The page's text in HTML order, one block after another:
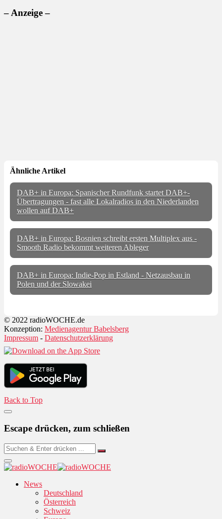
– Anzeige –
Ähnliche Artikel
DAB+ in Europa: Spanischer Rundfunk startet DAB+-
Übertragungen - fast alle Lokalradios in den Niederlanden
wollen auf DAB+
DAB+ in Europa: Bosnien schreibt ersten Multiplex aus -
Smooth Radio bekommt weiteren Ableger
DAB+ in Europa: Indie-Pop in Estland - Netzausbau in
Polen und der Slowakei
© 2022 radioWOCHE.de
Konzeption: Medienagentur Babelsberg
Impressum - Datenschutzerklärung
Back to Top
Escape drücken, zum schließen
News
Deutschland
Österreich
Schweiz